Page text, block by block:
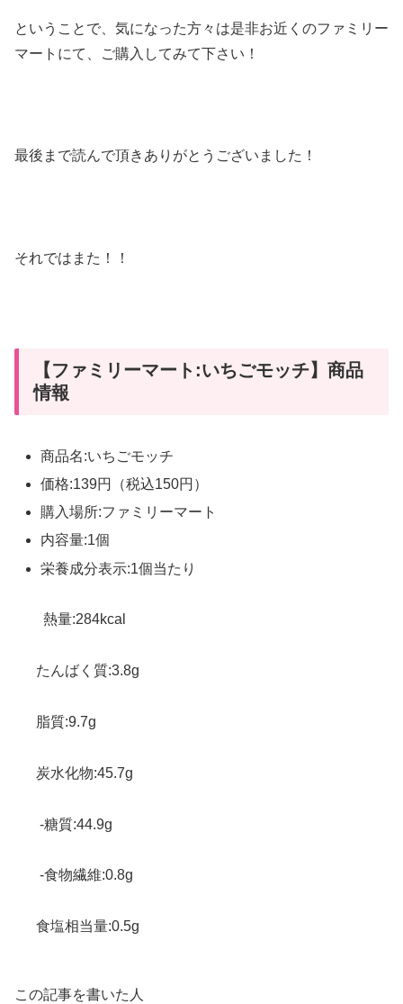
ということで、気になった方々は是非お近くのファミリー
マートにて、ご購入してみて下さい！
最後まで読んで頂きありがとうございました！
それではまた！！
【ファミリーマート:いちごモッチ】商品
情報
商品名:いちごモッチ
価格:139円（税込150円）
購入場所:ファミリーマート
内容量:1個
栄養成分表示:1個当たり
熱量:284kcal
たんばく質:3.8g
脂質:9.7g
炭水化物:45.7g
-糖質:44.9g
-食物繊維:0.8g
食塩相当量:0.5g
この記事を書いた人